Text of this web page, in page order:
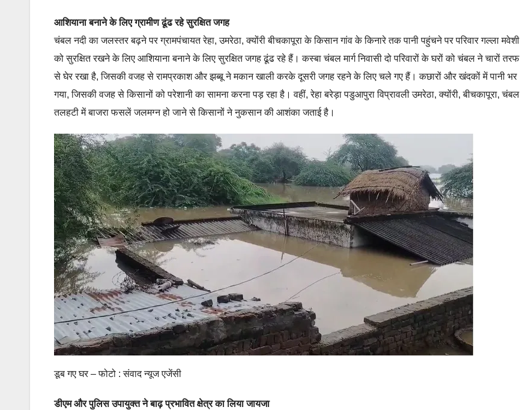
आशियाना बनाने के लिए ग्रामीण ढूंढ रहे सुरक्षित जगह
चंबल नदी का जलस्तर बढ़ने पर ग्रामपंचायत रेहा, उमरेठा, क्योंरी बीचकापूरा के किसान गांव के किनारे तक पानी पहुंचने पर परिवार गल्ला मवेशी
को सुरक्षित रखने के लिए आशियाना बनाने के लिए सुरक्षित जगह ढूंढ रहे हैं। कस्बा चंबल मार्ग निवासी दो परिवारों के घरों को चंबल ने चारों तरफ
से घेर रखा है, जिसकी वजह से रामप्रकाश और झब्बू ने मकान खाली करके दूसरी जगह रहने के लिए चले गए हैं। कछारों और खंदकों में पानी भर
गया, जिसकी वजह से किसानों को परेशानी का सामना करना पड़ रहा है। वहीं, रेहा बरेड़ा पडुआपुरा विप्रावली उमरेठा, क्योंरी, बीचकापूरा, चंबल
तलहटी में बाजरा फसलें जलमग्न हो जाने से किसानों ने नुकसान की आशंका जताई है।
डूब गए घर – फोटो : संवाद न्यूज एजेंसी
डीएम और पुलिस उपायुक्त ने बाढ़ प्रभावित क्षेत्र का लिया जायजा